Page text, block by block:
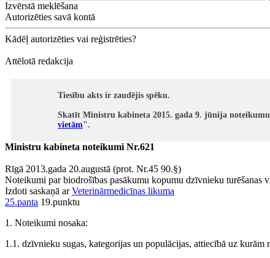
Izvērstā meklēšana
Autorizēties savā kontā
Kādēļ autorizēties vai reģistrēties?
Attēlotā redakcija
Tiesību akts ir zaudējis spēku.
Skatīt Ministru kabineta 2015. gada 9. jūnija
vietām".
Ministru kabineta noteikumi Nr.621
Rīgā 2013.gada 20.augustā (prot. Nr.45 90.§)
Noteikumi par biodrošības pasākumu kopumu dzīvnieku turēšanas
Izdoti saskaņā arVeterinārmedicīnas likuma
25.panta 19.punktu
1. Noteikumi nosaka:
1.1. dzīvnieku sugas, kategorijas un populācijas, attiecībā uz kurām